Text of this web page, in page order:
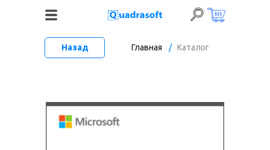
Назад Главная / Каталог